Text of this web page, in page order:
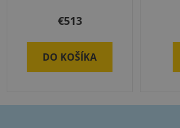
€513
DO KOŠÍKA